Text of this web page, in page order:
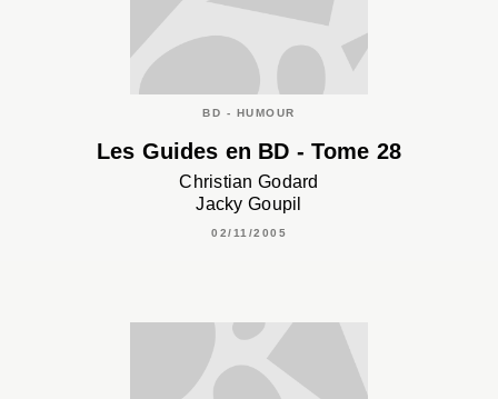
BD - HUMOUR
Les Guides en BD - Tome 28
Christian Godard
Jacky Goupil
02/11/2005